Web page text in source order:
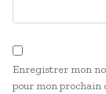
Enregistrer mon
pour mon prochain